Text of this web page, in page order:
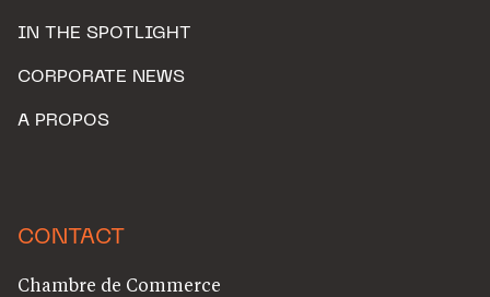
IN THE SPOTLIGHT
CORPORATE NEWS
A PROPOS
CONTACT
Chambre de Commerce